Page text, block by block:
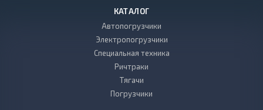
КАТАЛОГ
Автопогрузчики
Электропогрузчики
Специальная техника
Ричтраки
Тягачи
Погрузчики